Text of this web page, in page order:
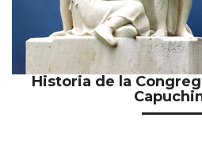
Historia de la